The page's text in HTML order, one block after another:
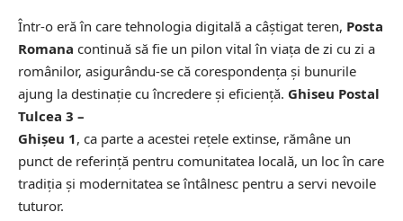
Într-o eră în care tehnologia digitală a câștigat teren, Posta
Romana continuă să fie un pilon vital în viața de zi cu zi a
românilor, asigurându-se că corespondența și bunurile
ajung la destinație cu încredere și eficiență. Ghiseu Postal
Tulcea 3 –
Ghişeu 1, ca parte a acestei rețele extinse, rămâne un
punct de referință pentru comunitatea locală, un loc în care
tradiția și modernitatea se întâlnesc pentru a servi nevoile
tuturor.